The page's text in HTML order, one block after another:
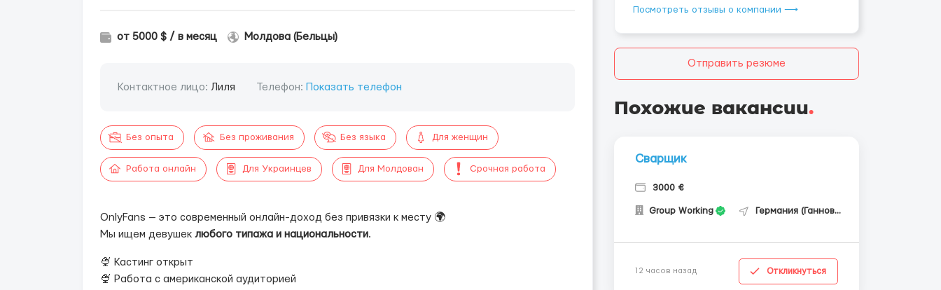
от 5000 $ / в месяц Молдова (Бельцы)
Контактное лицо: Лиля Телефон: Показать телефон
Без опыта Без проживания Без языка Для женщин
Работа онлайн Для Украинцев Для Молдован Срочная работа
OnlyFans — это современный онлайн-доход без привязки к месту 🌍
Мы ищем девушек любого типажа и национальности.
🍨 Кастинг открыт
🍨 Работа с американской аудиторией
Посмотреть отзывы о компании ⟶
Отправить резюме
Похожие вакансии.
Сварщик
3000 €
Group Working Германия (Ганновер)
12 часов назад Откликнуться